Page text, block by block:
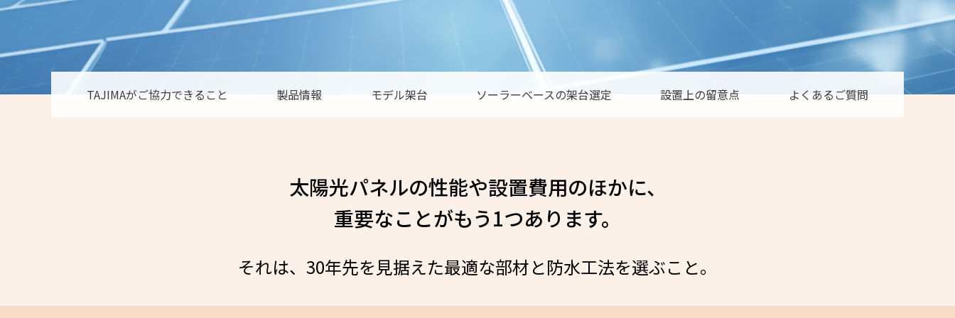
TAJIMAがご協力できること 製品情報 モデル架台 ソーラーベースの架台選定 設置上の留意点 よくある ご質問
太陽光パネルの性能や設置費用のほかに、
重要なことがもう1つあります。
それは、30年先を見据えた最適な部材と防水工法を選ぶこと。